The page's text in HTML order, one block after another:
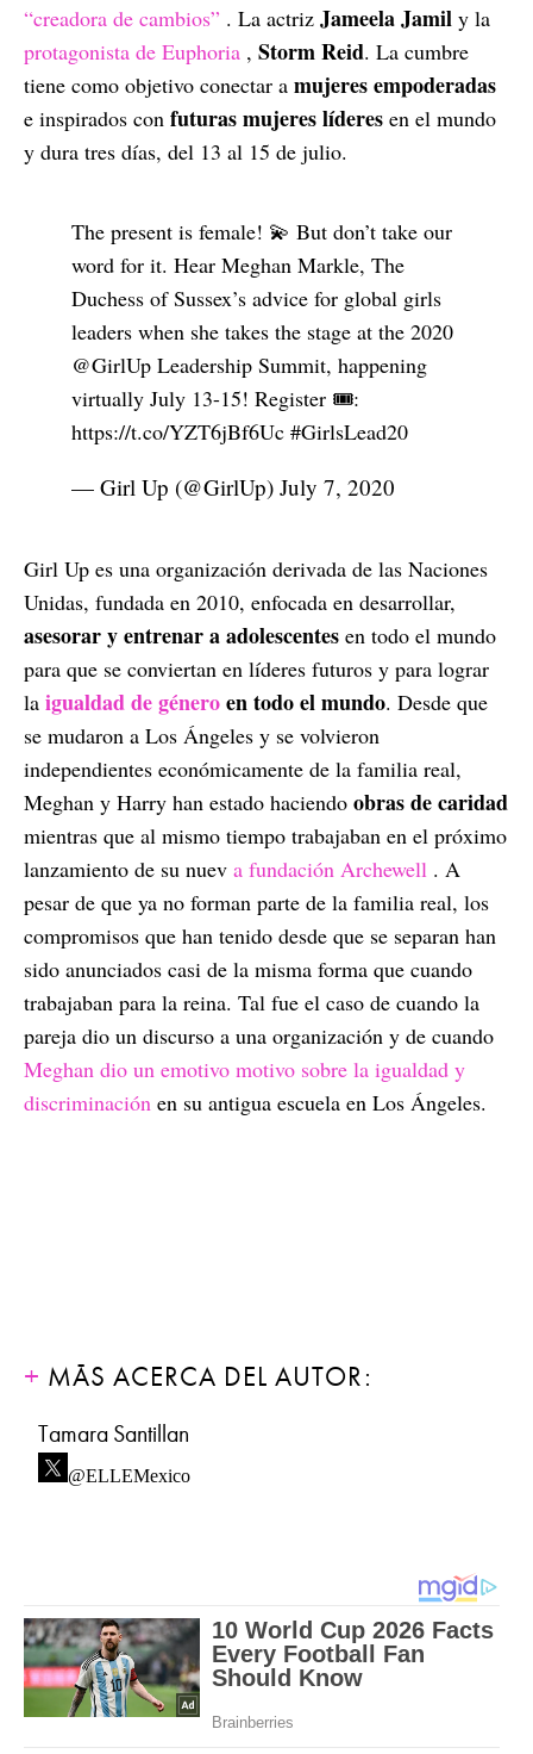
“creadora de cambios” . La actriz Jameela Jamil y la
protagonista de Euphoria , Storm Reid. La cumbre
tiene como objetivo conectar a mujeres empoderadas
e inspirados con futuras mujeres líderes en el mundo
y dura tres días, del 13 al 15 de julio.
The present is female! 💫 But don’t take our
word for it. Hear Meghan Markle, The
Duchess of Sussex’s advice for global girls
leaders when she takes the stage at the 2020
@GirlUp Leadership Summit, happening
virtually July 13-15! Register 🎟:
https://t.co/YZT6jBf6Uc #GirlsLead20
— Girl Up (@GirlUp) July 7, 2020
Girl Up es una organización derivada de las Naciones
Unidas, fundada en 2010, enfocada en desarrollar,
asesorar y entrenar a adolescentes en todo el mundo
para que se conviertan en líderes futuros y para lograr
la igualdad de géneroen todo el mundo. Desde que
se mudaron a Los Ángeles y se volvieron
independientes económicamente de la familia real,
Meghan y Harry han estado haciendo obras de caridad
mientras que al mismo tiempo trabajaban en el próximo
lanzamiento de su nuev a fundación Archewell . A
pesar de que ya no forman parte de la familia real, los
compromisos que han tenido desde que se separan han
sido anunciados casi de la misma forma que cuando
trabajaban para la reina. Tal fue el caso de cuando la
pareja dio un discurso a una organización y de cuando
Meghan dio un emotivo motivo sobre la igualdad y
discriminación en su antigua escuela en Los Ángeles.
MÁS ACERCA DEL AUTOR:
Tamara Santillan
@ELLEMexico